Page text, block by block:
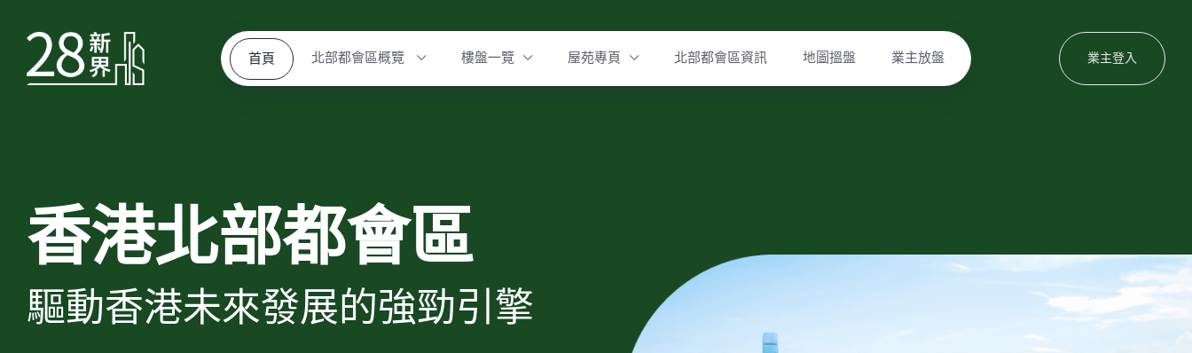
首頁 北部都會區概覽 樓盤一覽 屋苑專頁 北部都會區資訊 地圖搵盤 業主放盤 業主登入
香港北部都會區
驅動香港未來發展的強勁引擎